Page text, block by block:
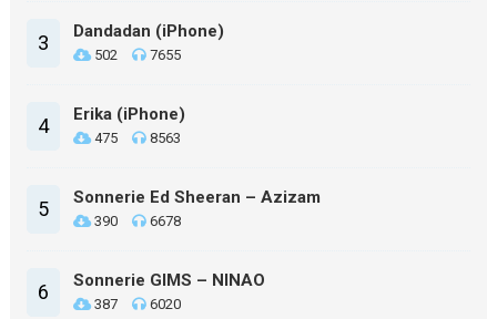
3 Dandadan (iPhone)
502 7655
4 Erika (iPhone)
475 8563
5 Sonnerie Ed Sheeran – Azizam
390 6678
6 Sonnerie GIMS – NINAO
387 6020